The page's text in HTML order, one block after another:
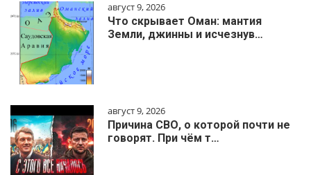
август 9, 2026
Что скрывает Оман: мантия
Земли, джинны и исчезнув…
август 9, 2026
Причина СВО, о которой почти не
говорят. При чём т…